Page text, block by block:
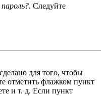
. Следуйте
для того, чтобы
отметить флажком пункт
и т. д. Если пункт